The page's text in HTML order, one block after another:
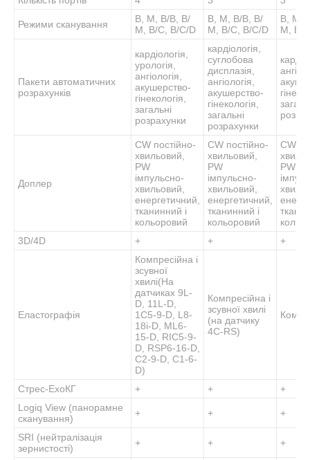
Режими сканування
B, M, В/В, В/
М, В/С, В/С/D
B, M, В/В, В/
М, В/С, В/С/D
B, M,
М, В/
Пакети автоматичних
розрахунків
кардіологія,
урологія,
ангіологія,
акушерство-
гінекологія,
загальні
розрахунки
кардіологія,
суглобова
дисплазія,
ангіологія,
акушерство-
гінекологія,
загальні
розрахунки
Доплер
CW постійно-
хвильовий,
PW
імпульсно-
хвильовий,
енергетичний,
тканинний і
кольоровий
CW постійно-
хвильовий,
PW
імпульсно-
хвильовий,
енергетичний,
тканинний і
кольоровий
CW
PW
3D/4D
+ + +
Еластографія
Компресійна і
зсувної
хвилі(На
датчиках 9L-
D, 11L-D,
1C5-9-D, L8-
18i-D, ML6-
15-D, RIC5-9-
D, RSP6-16-D,
C2-9-D, C1-6-
D)
Компресійна і
зсувної хвилі
(на датчику
4C-RS)
Стрес-ЕхоКГ + +
+
Logiq View (панорамне
сканування)
+ + +
SRI (нейтралізація
зернистості)
+ + +